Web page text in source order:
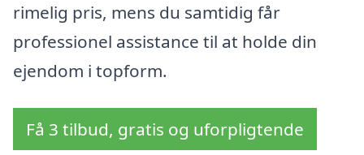
rimelig pris, mens du samtidig får
professionel assistance til at holde din
ejendom i topform.
Få 3 tilbud, gratis og uforpligtende